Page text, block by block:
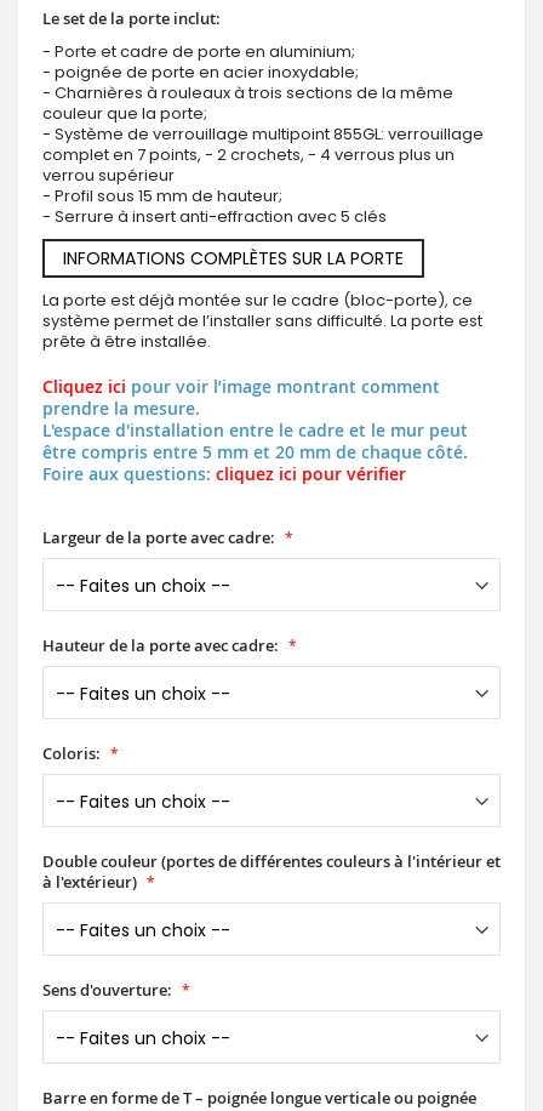
Le set de la porte inclut:
- Porte et cadre de porte en aluminium;
- poignée de porte en acier inoxydable;
- Charnières à rouleaux à trois sections de la même
couleur que la porte;
- Système de verrouillage multipoint 855GL: verrouillage
complet en 7 points, - 2 crochets, - 4 verrous plus un
verrou supérieur
- Profil sous 15 mm de hauteur;
- Serrure à insert anti-effraction avec 5 clés
INFORMATIONS COMPLÈTES SUR LA PORTE
La porte est déjà montée sur le cadre (bloc-porte), ce
système permet de l’installer sans difficulté. La porte est
prête à être installée.
Cliquez ici pour voir l’image montrant comment
prendre la mesure.
L'espace d'installation entre le cadre et le mur peut
être compris entre 5 mm et 20 mm de chaque côté.
Foire aux questions: cliquez ici pour vérifier
Largeur de la porte avec cadre:
Hauteur de la porte avec cadre:
Coloris:
Double couleur (portes de différentes couleurs à l'intérieur et
à l'extérieur)
Sens d'ouverture:
Barre en forme de T – poignée longue verticale ou poignée